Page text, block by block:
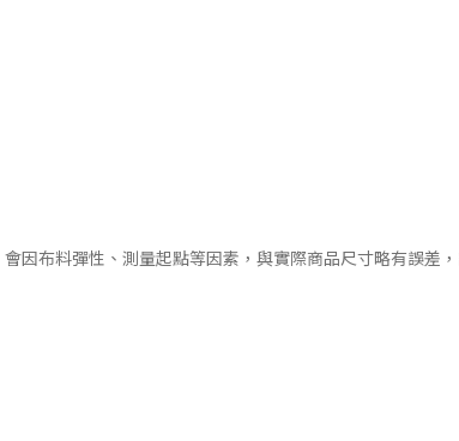
因布料彈性、測量起點等因素，與實際商品尺寸略有誤